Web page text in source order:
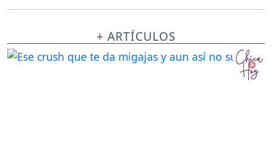
+ ARTÍCULOS